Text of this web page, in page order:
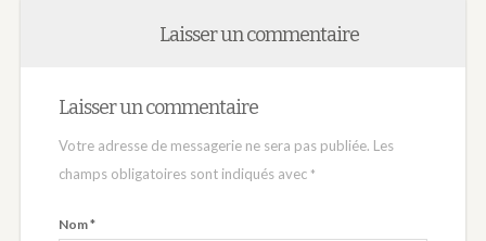
Laisser un commentaire
Laisser un commentaire
Votre adresse de messagerie ne sera pas publiée. Les
champs obligatoires sont indiqués avec *
Nom*